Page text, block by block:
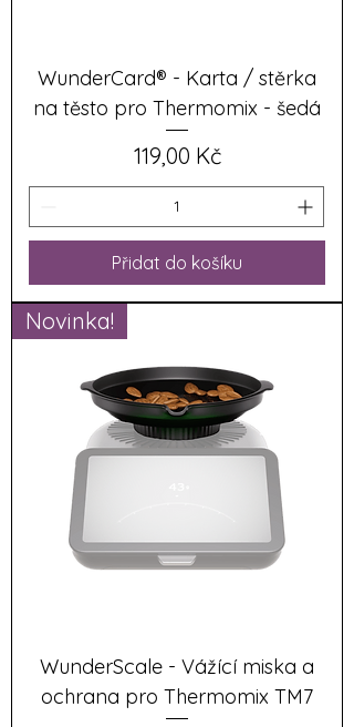
WunderCard® - Karta / stěrka
na těsto pro Thermomix - šedá
Cena
119,00 Kč
Přidat do košíku
Novinka!
WunderScale - Vážící miska a
ochrana pro Thermomix TM7